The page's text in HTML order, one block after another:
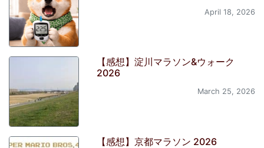
April 18, 2026
【感想】淀川マラソン&ウォーク
2026
March 25, 2026
【感想】京都マラソン 2026